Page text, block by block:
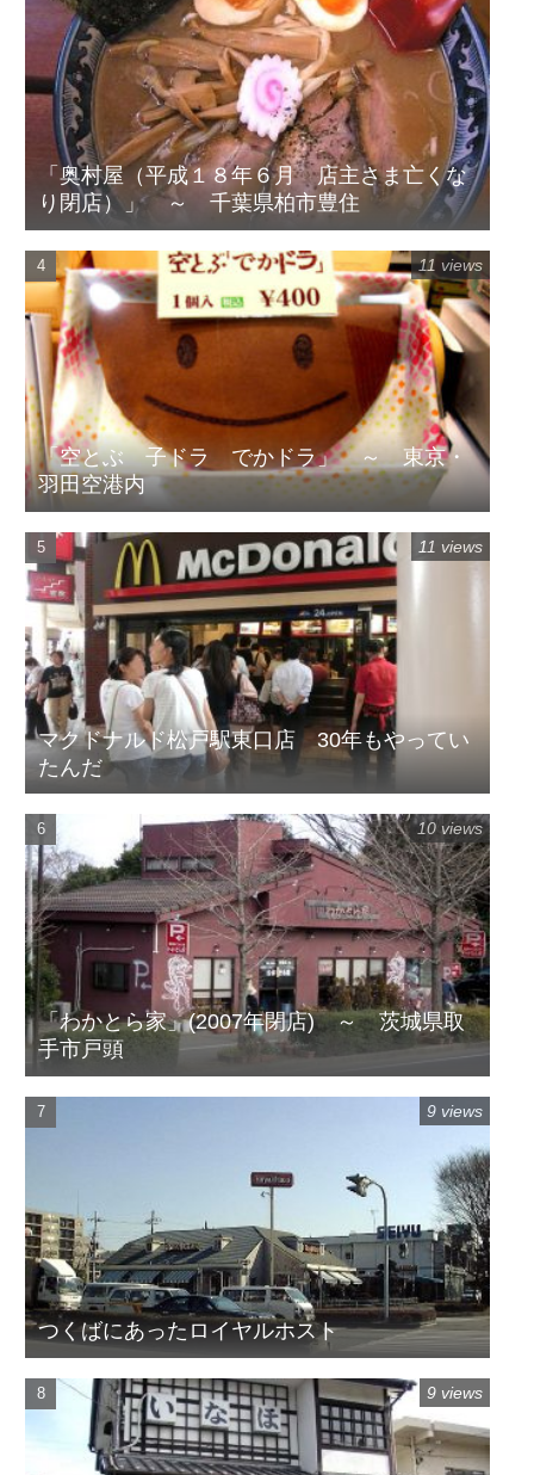
「奥村屋（平成１８年６月 店主さま亡くな
り閉店）」 ～ 千葉県柏市豊住
「空とぶ 子ドラ でかドラ」 ～ 東京・
羽田空港内
11 views
マクドナルド松戸駅東口店 30年もやってい
たんだ
11 views
「わかとら家」(2007年閉店) ～ 茨城県取
手市戸頭
10 views
つくばにあったロイヤルホスト
9 views
9 views